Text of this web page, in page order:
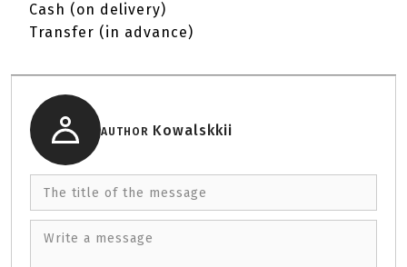
Cash (on delivery)
Transfer (in advance)
AUTHOR Kowalskkii
The title of the message
Write a message